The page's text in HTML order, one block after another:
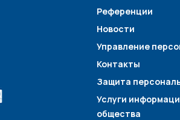
Референции
Новости
Управление
Контакты
Защита
Услуги
общества